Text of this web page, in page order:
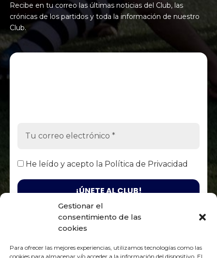
Gestionar el
consentimiento de las
cookies
Para ofrecer las mejores experiencias, utilizamos tecnologías como las
cookies para almacenar y/o acceder a la información del dispositivo. El
Recibe en tu correo las últimas noticias del Club, las
crónicas de los partidos y toda la información de nuestro
Club.
He leído y acepto la Política de Privacidad
Responsable. Fénix Club Rugby Zaragoza / Finalidad. Enviarte
nuestras publicaciones y noticias / Legitimación. Tu
consentimiento / Destinatarios. Solo se realizan cesiones si existe
acceso, rectificación, limitación y suprimir los datos como se
indica en laPolítica de Privacidad